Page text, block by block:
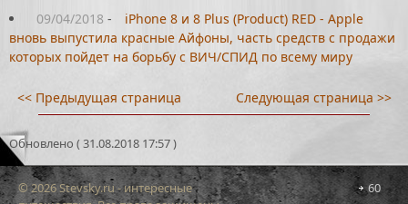
09/04/2018 -
iPhone 8 и 8 Plus (Product) RED - Apple
вновь выпустила красные Айфоны, часть средств с продажи
которых пойдет на борьбу с ВИЧ/СПИД по всему миру
<< Предыдущая страница Следующая страница >>
Обновлено ( 31.08.2018 17:57 )
60
© 2026 Stevsky.ru - интересные